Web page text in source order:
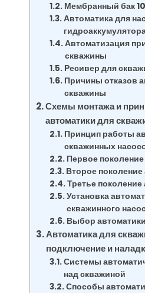
Мембранный бак
Автоматика для
Автоматизация
скважины
Ресивер для
Причины отказов
скважины
Схемы монтажа и
автоматики для
Принцип работы
скважинных
Первое поколение
Второе поколение
Третье поколение
Установка
скважинного
Выбор
Автоматика для
подключение и
Системы
над скважиной
Способы